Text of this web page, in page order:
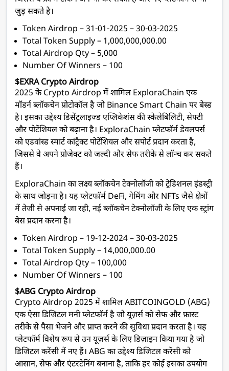
जुड़ सकते है।
Token Airdrop – 31-01-2025 – 30-03-2025
Total Token Supply – 1,000,000,000.00
Total Airdrop Qty – 5,000
Number Of Winners – 100
$EXRA Crypto Airdrop
2025 के Crypto Airdrop में शामिल ExploraChain एक
मॉडर्न ब्लॉकचेन प्रोटोकॉल है जो Binance Smart Chain पर बेस्ड
है। इसका उद्देश्य डिसेंट्रलाइज्ड एप्लिकेशंस की स्केलेबिलिटी, सेफ्टी
और पोटेंशियल को बढ़ाना है। ExploraChain प्लेटफॉर्म डेवलपर्स
को एडवांस्ड स्मार्ट कांट्रैक्ट पोटेंशियल और सपोर्ट प्रदान करता है,
जिससे वे अपने प्रोजेक्ट को जल्दी और सेफ तरीके से लॉन्च कर सकते
हैं।
ExploraChain का लक्ष्य ब्लॉकचेन टेक्नोलॉजी को ट्रेडिशनल इंडस्ट्री
के साथ जोड़ना है। यह प्लेटफॉर्म DeFi, गेमिंग और NFTs जैसे क्षेत्रों
में तेजी से अपनाई जा रही, नई ब्लॉकचेन टेक्नोलॉजी के लिए एक स्ट्रांग
बेस प्रदान करना है।
Token Airdrop – 19-12-2024 – 30-03-2025
Total Token Supply – 14,000,000.00
Total Airdrop Qty – 100,000
Number Of Winners – 100
$ABG Crypto Airdrop
Crypto Airdrop 2025 में शामिल ABITCOINGOLD (ABG)
एक ऐसा डिजिटल मनी प्लेटफॉर्म है जो यूज़र्स को सेफ और फ़ास्ट
तरीके से पैसा भेजने और प्राप्त करने की सुविधा प्रदान करता है। यह
प्लेटफॉर्म विशेष रूप से उन यूज़र्स के लिए डिज़ाइन किया गया है जो
डिजिटल करेंसी में नए हैं। ABG का उद्देश्य डिजिटल करेंसी को
आसान, सेफ और एंटरटेनिंग बनाना है, ताकि हर कोई इसका उपयोग